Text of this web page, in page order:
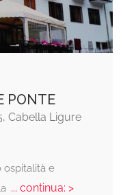
PONTE
Cabella Ligure
ospitalità e
... continua: >